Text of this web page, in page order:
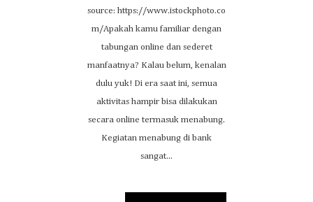
source: https://www.istockphoto.co
m/Apakah kamu familiar dengan
tabungan online dan sederet
manfaatnya? Kalau belum, kenalan
dulu yuk! Di era saat ini, semua
aktivitas hampir bisa dilakukan
secara online termasuk menabung.
Kegiatan menabung di bank
sangat...